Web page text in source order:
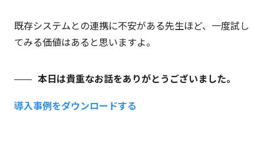
既存システムとの連携に不安がある先生ほど、一度試し
てみる価値はあると思いますよ。
本日は貴重なお話をありがとうございました。
導入事例をダウンロードする